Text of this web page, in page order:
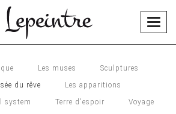
Les muses
Sculptures
du rêve
Les apparitions
system Terre d'espoir Voyage